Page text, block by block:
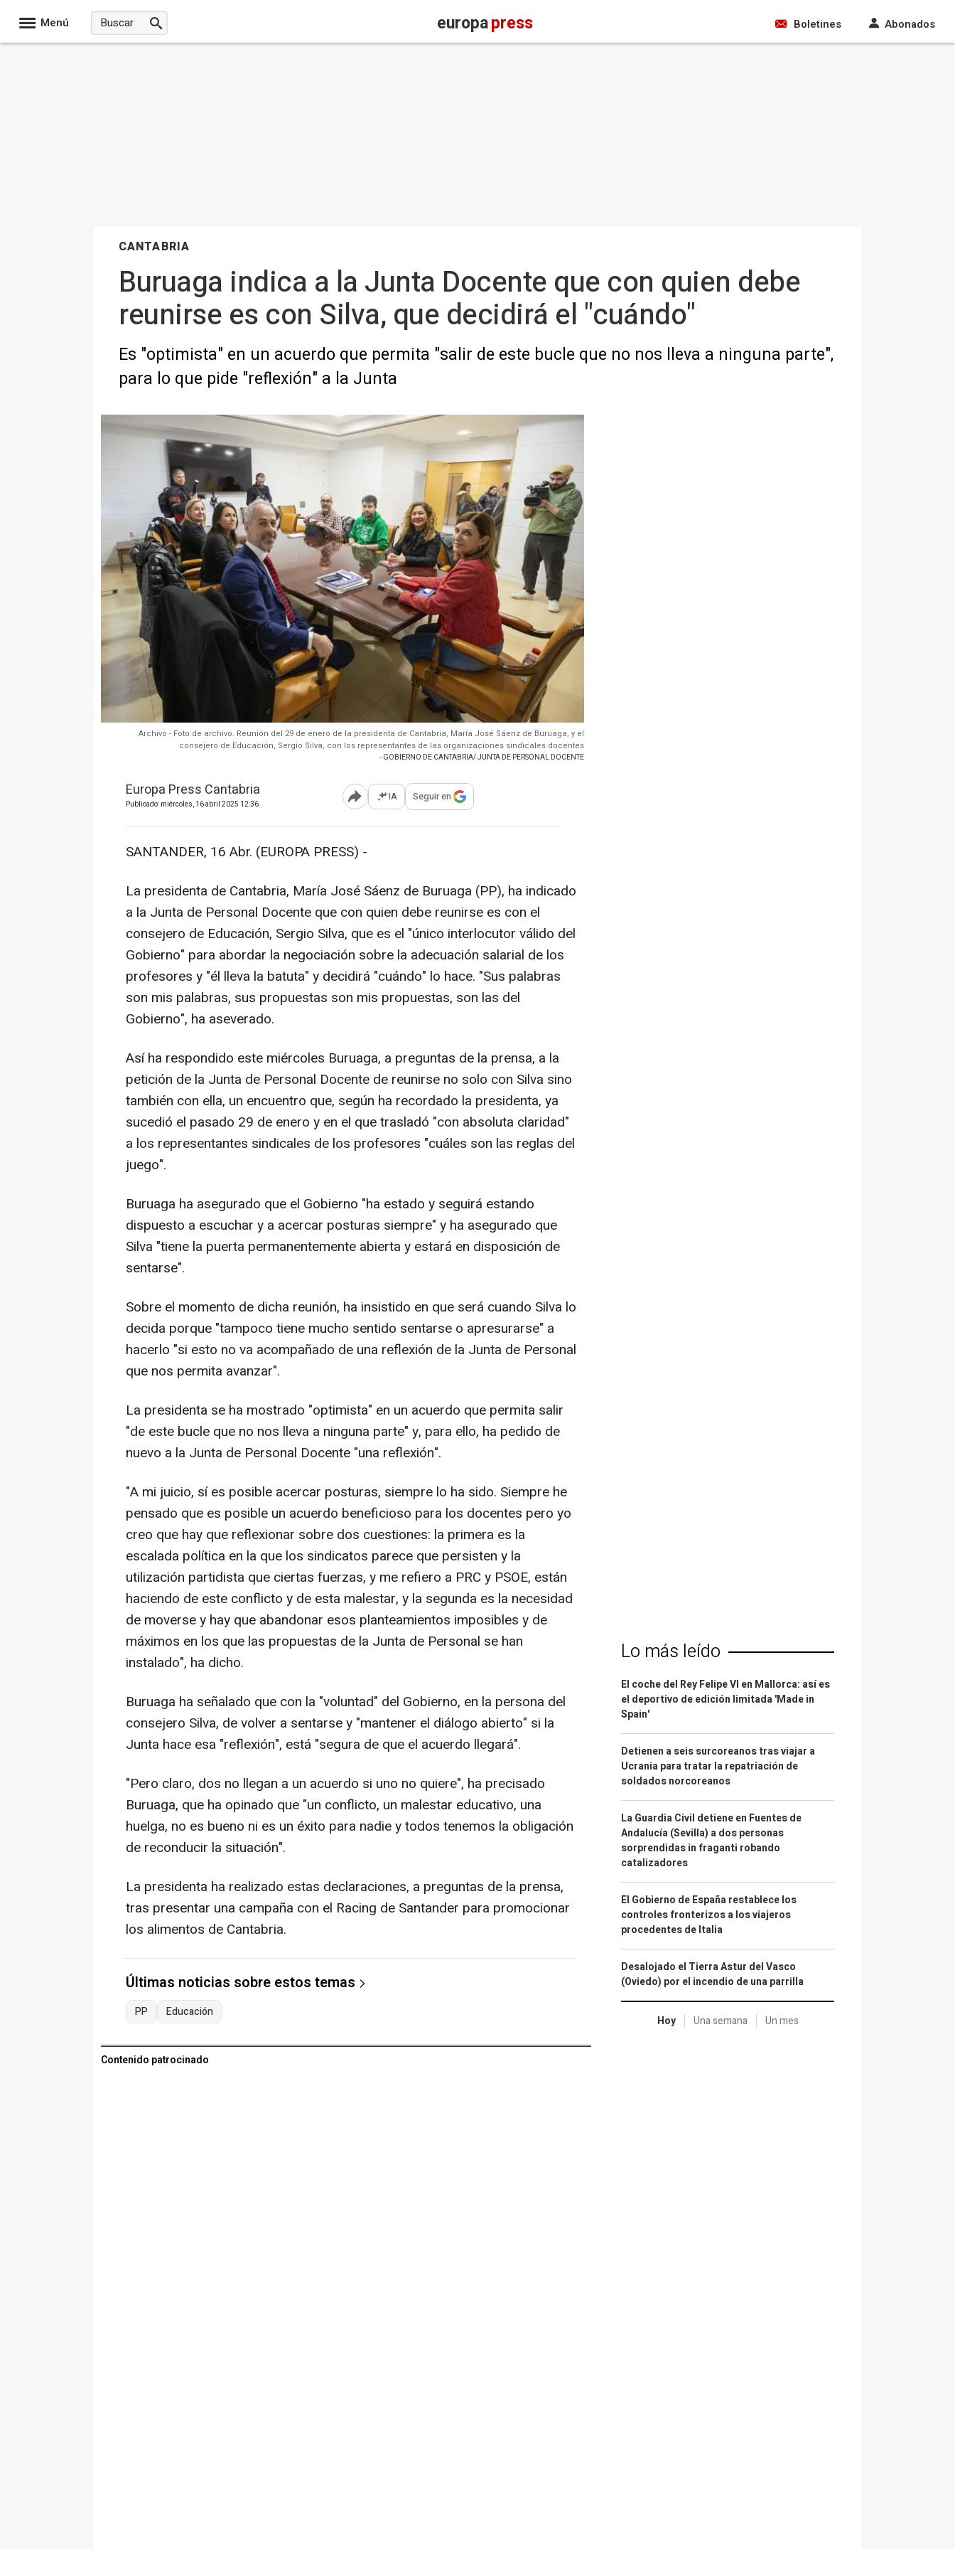
Menú europapress Boletines Abonados
CANTABRIA
Buruaga indica a la Junta Docente que con quien debe
reunirse es con Silva, que decidirá el "cuándo"
Es "optimista" en un acuerdo que permita "salir de este bucle que no nos lleva a ninguna parte",
para lo que pide "reflexión" a la Junta
Archivo - Foto de archivo. Reunión del 29 de enero de la presidenta de Cantabria, María José Sáenz de Buruaga, y el
consejero de Educación, Sergio Silva, con los representantes de las organizaciones sindicales docentes
- GOBIERNO DE CANTABRIA/ JUNTA DE PERSONAL DOCENTE
Europa Press Cantabria
Publicado: miércoles, 16 abril 2025 12:36 Abrir opciones para compartir
IA Seguir en
SANTANDER, 16 Abr. (EUROPA PRESS) -
La presidenta de Cantabria, María José Sáenz de Buruaga (PP), ha indicado
a la Junta de Personal Docente que con quien debe reunirse es con el
consejero de Educación, Sergio Silva, que es el "único interlocutor válido del
Gobierno" para abordar la negociación sobre la adecuación salarial de los
profesores y "él lleva la batuta" y decidirá "cuándo" lo hace. "Sus palabras
son mis palabras, sus propuestas son mis propuestas, son las del
Gobierno", ha aseverado.
Así ha respondido este miércoles Buruaga, a preguntas de la prensa, a la
petición de la Junta de Personal Docente de reunirse no solo con Silva sino
también con ella, un encuentro que, según ha recordado la presidenta, ya
sucedió el pasado 29 de enero y en el que trasladó "con absoluta claridad"
a los representantes sindicales de los profesores "cuáles son las reglas del
juego".
Buruaga ha asegurado que el Gobierno "ha estado y seguirá estando
dispuesto a escuchar y a acercar posturas siempre" y ha asegurado que
Silva "tiene la puerta permanentemente abierta y estará en disposición de
sentarse".
Sobre el momento de dicha reunión, ha insistido en que será cuando Silva lo
decida porque "tampoco tiene mucho sentido sentarse o apresurarse" a
hacerlo "si esto no va acompañado de una reflexión de la Junta de Personal
que nos permita avanzar".
La presidenta se ha mostrado "optimista" en un acuerdo que permita salir
"de este bucle que no nos lleva a ninguna parte" y, para ello, ha pedido de
nuevo a la Junta de Personal Docente "una reflexión".
"A mi juicio, sí es posible acercar posturas, siempre lo ha sido. Siempre he
pensado que es posible un acuerdo beneficioso para los docentes pero yo
creo que hay que reflexionar sobre dos cuestiones: la primera es la
escalada política en la que los sindicatos parece que persisten y la
utilización partidista que ciertas fuerzas, y me refiero a PRC y PSOE, están
haciendo de este conflicto y de esta malestar, y la segunda es la necesidad
de moverse y hay que abandonar esos planteamientos imposibles y de
máximos en los que las propuestas de la Junta de Personal se han
instalado", ha dicho.
Buruaga ha señalado que con la "voluntad" del Gobierno, en la persona del
consejero Silva, de volver a sentarse y "mantener el diálogo abierto" si la
Junta hace esa "reflexión", está "segura de que el acuerdo llegará".
"Pero claro, dos no llegan a un acuerdo si uno no quiere", ha precisado
Buruaga, que ha opinado que "un conflicto, un malestar educativo, una
huelga, no es bueno ni es un éxito para nadie y todos tenemos la obligación
de reconducir la situación".
La presidenta ha realizado estas declaraciones, a preguntas de la prensa,
tras presentar una campaña con el Racing de Santander para promocionar
los alimentos de Cantabria.
Últimas noticias sobre estos temas
PP Educación
Contenido patrocinado
Lo más leído
El coche del Rey Felipe VI en Mallorca: así es
el deportivo de edición limitada 'Made in
Spain'
Detienen a seis surcoreanos tras viajar a
Ucrania para tratar la repatriación de
soldados norcoreanos
La Guardia Civil detiene en Fuentes de
Andalucía (Sevilla) a dos personas
sorprendidas in fraganti robando
catalizadores
El Gobierno de España restablece los
controles fronterizos a los viajeros
procedentes de Italia
Desalojado el Tierra Astur del Vasco
(Oviedo) por el incendio de una parrilla
Hoy Una semana Un mes